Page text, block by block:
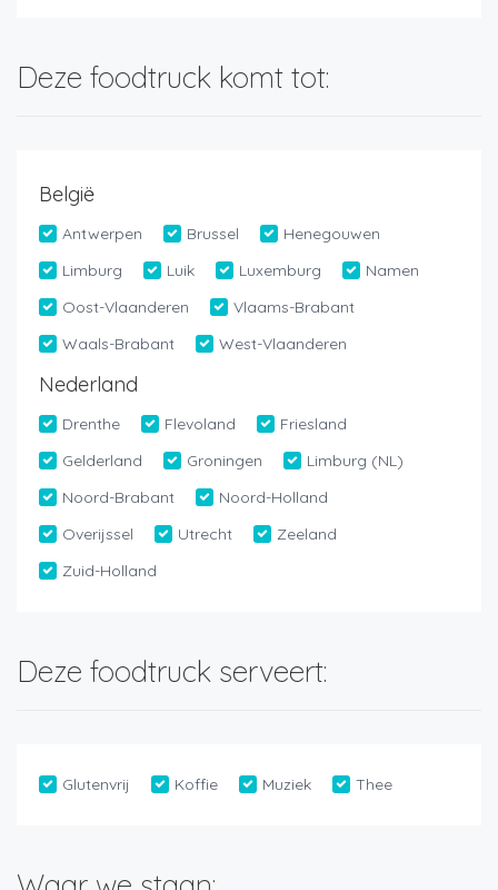
Deze foodtruck komt tot:
België
Antwerpen Brussel
Henegouwen
Limburg
Luik Luxemburg
Namen
Oost-Vlaanderen
Vlaams-Brabant
Waals-Brabant
West-Vlaanderen
Nederland
Drenthe Flevoland
Friesland
Gelderland
Groningen
Limburg (NL)
Noord-Brabant
Noord-Holland
Overijssel
Utrecht
Zeeland
Zuid-Holland
Deze foodtruck serveert:
Glutenvrij Koffie Muziek Thee